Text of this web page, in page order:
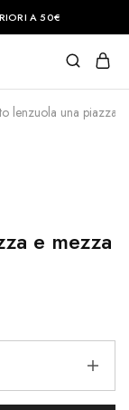
A 50€
lenzuola una piazza
e mezza